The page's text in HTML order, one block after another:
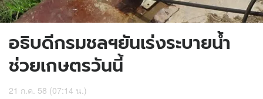
อธิบดีกรมชลฯยันเร่งระบายน้ำ
ช่วยเกษตรวันนี้
21 ก.ค. 58 (07:14 น.)